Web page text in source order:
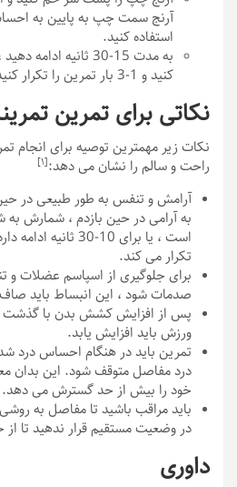
آرنج سمت چپ به پایین به
استفاده کنید.
به مدت 15-30 ثانیه
کنید و 1-3 بار تمرین را تکرار کنید.
نکاتی برای تمرین
نکات زیر مهمترین توصیه برای انجام
راحت و سالم را نشان می دهد:[١]
آرامش و تنفس به طور طبیعی در
تکرار می کند.
برای جلوگیری از اسپاسم عضلات
صدمات شود ، این انبساط باید
پس از افزایش کشش بدن با گذشت
ورزش باید افزایش یابد.
تمرین باید در هنگام احساس درد
درد مفاصل متوقف شود. این بدان
خود را بیش از حد گسترش می دهد.
باید مراقب باشید تا مفاصل به روشی
در وضعیت مستقیم قرار ندهید تا
داوری